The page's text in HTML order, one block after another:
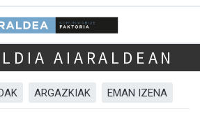
AIARALDEAN
ARGAZKIAK EMAN IZENA